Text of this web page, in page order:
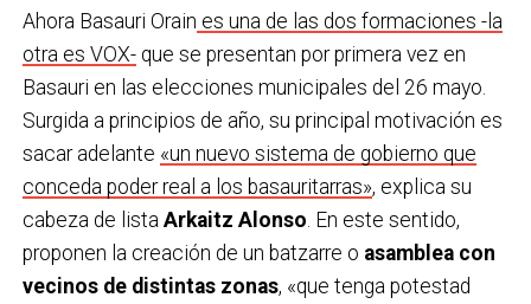
Ahora Basauri Orain es una de las dos formaciones -la
otra es VOX-que se presentan por primera vez en
Basauri en las elecciones municipales del 26 mayo.
Surgida a principios de año, su principal motivación es
sacar adelante «un nuevo sistema de gobierno que
conceda poder real a los basauritarras», explica su
cabeza de lista Arkaitz Alonso. En este sentido,
proponen la creación de un batzarre o asamblea con
vecinos de distintas zonas, «que tenga potestad